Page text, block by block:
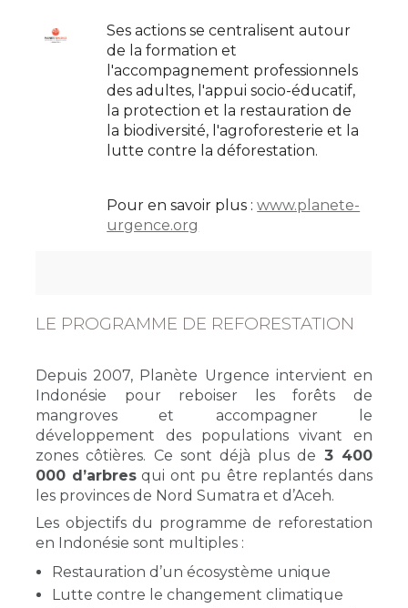
Ses actions se centralisent autour
de la formation et
l'accompagnement professionnels
des adultes, l'appui socio-éducatif,
la protection et la restauration de
la biodiversité, l'agroforesterie et la
lutte contre la déforestation.
Pour en savoir plus :www.planete-
urgence.org
LE PROGRAMME DE REFORESTATION
Depuis 2007, Planète Urgence intervient en
Indonésie pour reboiser les forêts de
mangroves et accompagner le
développement des populations vivant en
zones côtières. Ce sont déjà plus de 3 400
000 d’arbresqui ont pu être replantés dans
les provinces de Nord Sumatra et d’Aceh.
Les objectifs du programme de reforestation
en Indonésie sont multiples :
Restauration d’un écosystème unique
Lutte contre le changement climatique